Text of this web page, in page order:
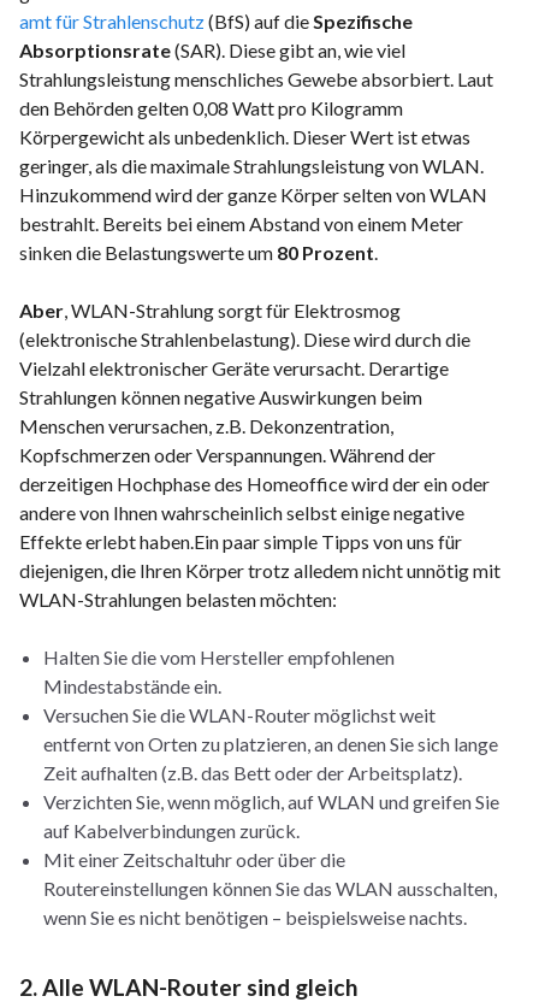
amt für Strahlenschutz(BfS) auf dieSpezifische
Absorptionsrate(SAR). Diese gibt an, wie viel
Strahlungsleistung menschliches Gewebe absorbiert. Laut
den Behörden gelten 0,08 Watt pro Kilogramm
Körpergewicht als unbedenklich. Dieser Wert ist etwas
geringer, als die maximale Strahlungsleistung von WLAN.
Hinzukommend wird der ganze Körper selten von WLAN
bestrahlt. Bereits bei einem Abstand von einem Meter
sinken die Belastungswerte um 80 Prozent.
Aber, WLAN-Strahlung sorgt für Elektrosmog
(elektronische Strahlenbelastung). Diese wird durch die
Vielzahl elektronischer Geräte verursacht. Derartige
Strahlungen können negative Auswirkungen beim
Menschen verursachen, z.B. Dekonzentration,
Kopfschmerzen oder Verspannungen. Während der
derzeitigen Hochphase des Homeoffice wird der ein oder
andere von Ihnen wahrscheinlich selbst einige negative
Effekte erlebt haben.Ein paar simple Tipps von uns für
diejenigen, die Ihren Körper trotz alledem nicht unnötig mit
WLAN-Strahlungen belasten möchten:
Halten Sie die vom Hersteller empfohlenen
Mindestabstände ein.
Versuchen Sie die WLAN-Router möglichst weit
entfernt von Orten zu platzieren, an denen Sie sich lange
Zeit aufhalten (z.B. das Bett oder der Arbeitsplatz).
Verzichten Sie, wenn möglich, auf WLAN und greifen Sie
auf Kabelverbindungen zurück.
Mit einer Zeitschaltuhr oder über die
Routereinstellungen können Sie das WLAN ausschalten,
wenn Sie es nicht benötigen – beispielsweise nachts.
2. Alle WLAN-Router sind gleich